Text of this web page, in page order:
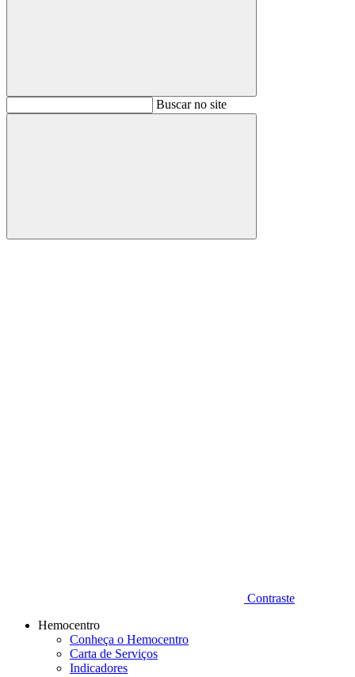
BuscarBuscar no site
Buscar
Contraste
Hemocentro
Conheça o Hemocentro
Carta de Serviços
Indicadores